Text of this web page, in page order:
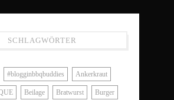
SCHLAGWÖRTER
#blogginbbqbuddies Ankerkraut
Beilage Bratwurst Burger